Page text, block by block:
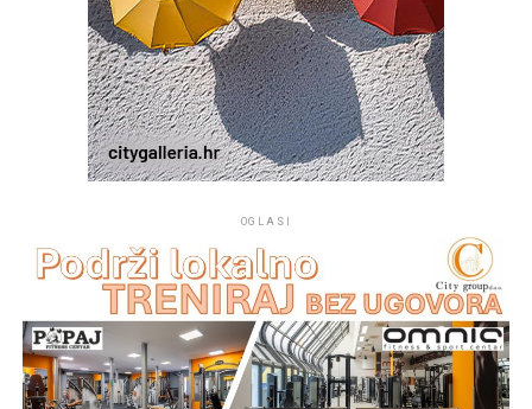
OGLASI